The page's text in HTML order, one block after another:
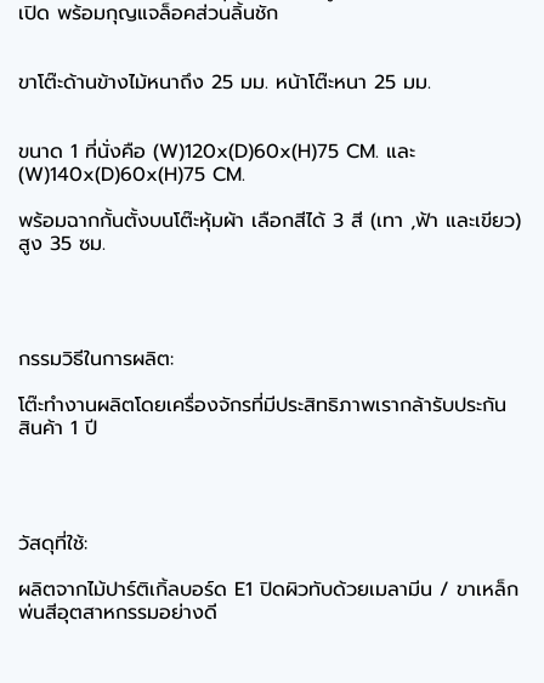
เปิด พร้อมกุญแจล็อคส่วนลิ้นชัก
ขาโต๊ะด้านข้างไม้หนาถึง 25 มม. หน้าโต๊ะหนา 25 มม.
ขนาด 1 ที่นั่งคือ (W)120x(D)60x(H)75 CM. และ
(W)140x(D)60x(H)75 CM.
พร้อมฉากกั้นตั้งบนโต๊ะหุ้มผ้า เลือกสีได้ 3 สี (เทา ,ฟ้า และเขียว)
สูง 35 ซม.
กรรมวิธีในการผลิต:
โต๊ะทำงานผลิตโดยเครื่องจักรที่มีประสิทธิภาพเรากล้ารับประกัน
สินค้า 1 ปี
วัสดุที่ใช้:
ผลิตจากไม้ปาร์ติเกิ้ลบอร์ด E1 ปิดผิวทับด้วยเมลามีน / ขาเหล็ก
พ่นสีอุตสาหกรรมอย่างดี